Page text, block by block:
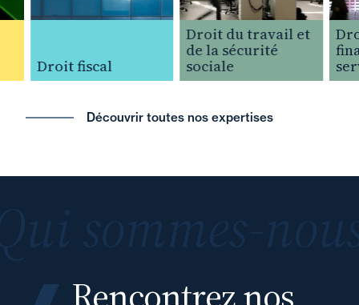
Droit fiscal
Droit du travail et
de la sécurité
sociale
Découvrir toutes nos expertises